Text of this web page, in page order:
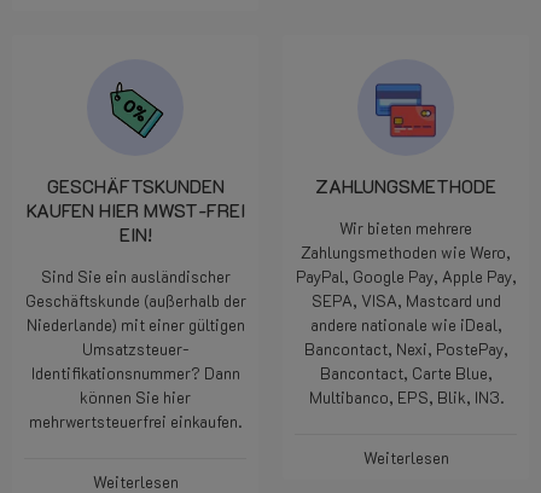
GESCHÄFTSKUNDEN
KAUFEN HIER MWST-FREI
EIN!
Sind Sie ein ausländischer
Geschäftskunde (außerhalb der
Niederlande) mit einer gültigen
Umsatzsteuer-
Identifikationsnummer? Dann
können Sie hier
mehrwertsteuerfrei einkaufen.
Weiterlesen
ZAHLUNGSMETHODE
Wir bieten mehrere
Zahlungsmethoden wie Wero,
PayPal, Google Pay, Apple Pay,
SEPA, VISA, Mastcard und
andere nationale wie iDeal,
Bancontact, Nexi, PostePay,
Bancontact, Carte Blue,
Multibanco, EPS, Blik, IN3.
Weiterlesen